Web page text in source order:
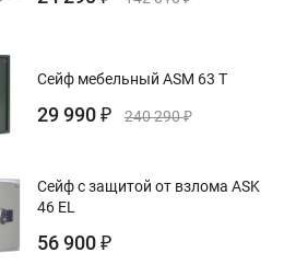
Сейф мебельный ASM 63 T
29 990 ₽ 240 290₽
Сейф с защитой от взлома ASK
46 EL
56 900 ₽